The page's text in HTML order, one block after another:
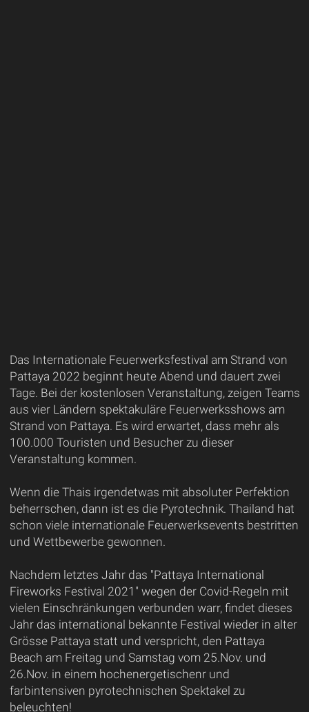
Das Internationale Feuerwerksfestival am Strand von
Pattaya 2022 beginnt heute Abend und dauert zwei
Tage. Bei der kostenlosen Veranstaltung, zeigen Teams
aus vier Ländern spektakuläre Feuerwerksshows am
Strand von Pattaya. Es wird erwartet, dass mehr als
100.000 Touristen und Besucher zu dieser
Veranstaltung kommen.
Wenn die Thais irgendetwas mit absoluter Perfektion
beherrschen, dann ist es die Pyrotechnik. Thailand hat
schon viele internationale Feuerwerksevents bestritten
und Wettbewerbe gewonnen.
Nachdem letztes Jahr das "Pattaya International
Fireworks Festival 2021" wegen der Covid-Regeln mit
vielen Einschränkungen verbunden warr, findet dieses
Jahr das international bekannte Festival wieder in alter
Grösse Pattaya statt und verspricht, den Pattaya
Beach am Freitag und Samstag vom 25.Nov. und
26.Nov. in einem hochenergetischenr und
farbintensiven pyrotechnischen Spektakel zu
beleuchten!